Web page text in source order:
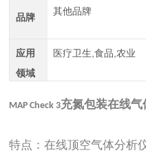
品牌
其他品牌
应用
领域
医疗卫生,食品,农业
MAP Check 3充氮包装在线气
特点：在线顶空气体分